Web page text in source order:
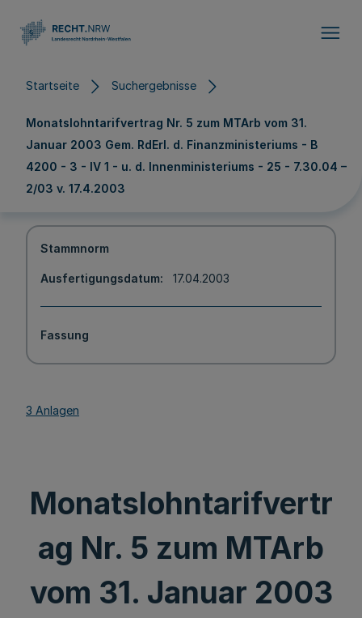
Startseite Suchergebnisse
Monatslohntarifvertrag Nr. 5 zum MTArb vom 31.
Januar 2003 Gem. RdErl. d. Finanzministeriums - B
4200 - 3 - IV 1 - u. d. Innenministeriums - 25 - 7.30.04 –
2/03 v. 17.4.2003
Stammnorm
Ausfertigungsdatum 17.04.2003
Fassung
3 Anlagen
Monatslohntarifvertr
ag Nr. 5 zum MTArb
vom 31. Januar 2003